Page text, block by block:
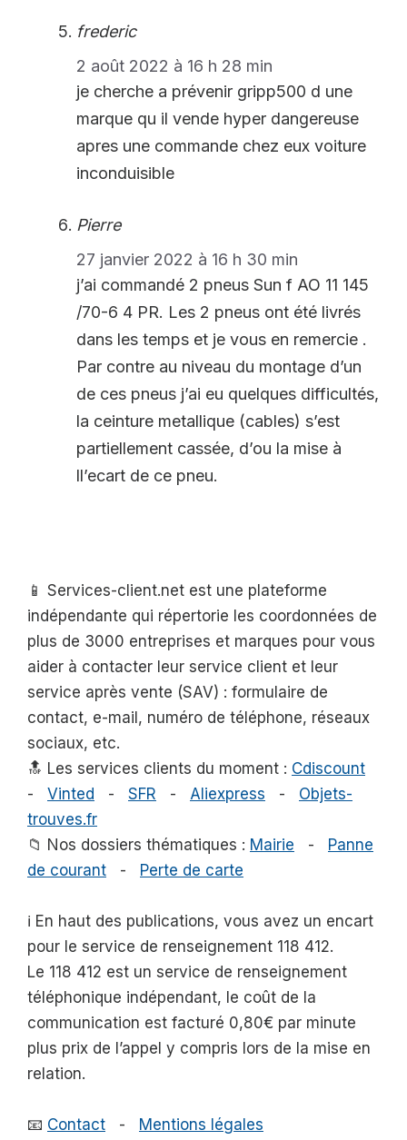
frederic
2 août 2022 à 16 h 28 min
je cherche a prévenir gripp500 d une
marque qu il vende hyper dangereuse
apres une commande chez eux voiture
inconduisible
Pierre
27 janvier 2022 à 16 h 30 min
j’ai commandé 2 pneus Sun f AO 11 145
/70-6 4 PR. Les 2 pneus ont été livrés
dans les temps et je vous en remercie .
Par contre au niveau du montage d’un
de ces pneus j’ai eu quelques difficultés,
la ceinture metallique (cables) s’est
partiellement cassée, d’ou la mise à
ll’ecart de ce pneu.
📱 Services-client.net est une plateforme
indépendante qui répertorie les coordonnées de
plus de 3000 entreprises et marques pour vous
aider à contacter leur service client et leur
service après vente (SAV) : formulaire de
contact, e-mail, numéro de téléphone, réseaux
sociaux, etc.
🔝 Les services clients du moment : Cdiscount
- Vinted - SFR - Aliexpress - Objets-
trouves.fr
📁 Nos dossiers thématiques : Mairie - Panne
de courant - Perte de carte
ℹ️ En haut des publications, vous avez un encart
pour le service de renseignement 118 412.
Le 118 412 est un service de renseignement
téléphonique indépendant, le coût de la
communication est facturé 0,80€ par minute
plus prix de l’appel y compris lors de la mise en
relation.
📧 Contact - Mentions légales